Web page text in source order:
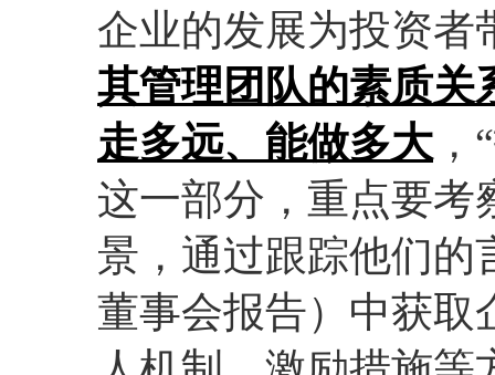
企业的发展为投资者
其管理团队的素质关
走多远、能做多大
这一部分，重点要考
景，通过跟踪他们的
董事会报告）中获取